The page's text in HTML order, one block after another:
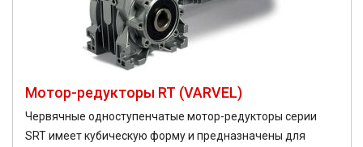
Мотор-редукторы RT (VARVEL)
Червячные одноступенчатые мотор-редукторы серии
SRT имеет кубическую форму и предназначены для